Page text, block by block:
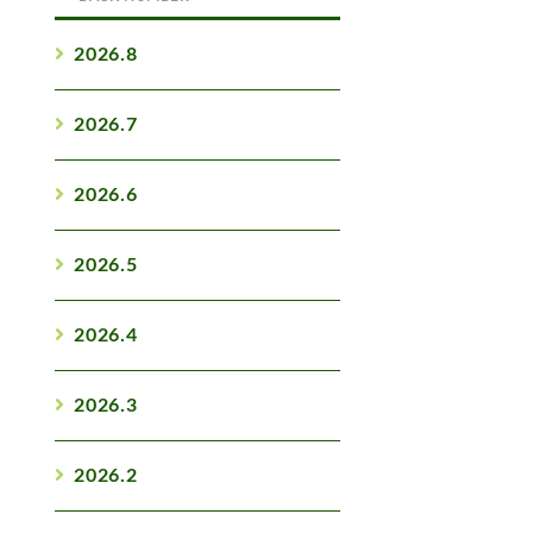
2026.8
2026.7
2026.6
2026.5
2026.4
2026.3
2026.2